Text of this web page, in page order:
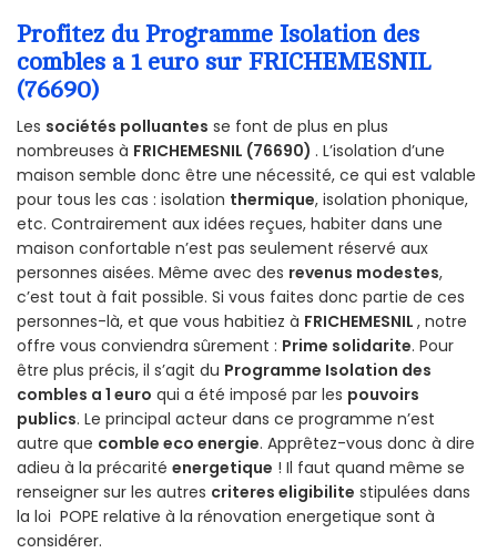
Profitez du Programme Isolation des
combles a 1 euro sur FRICHEMESNIL
(76690)
Les sociétés polluantes se font de plus en plus
nombreuses à FRICHEMESNIL (76690) . L’isolation d’une
maison semble donc être une nécessité, ce qui est valable
pour tous les cas : isolation thermique, isolation phonique,
etc. Contrairement aux idées reçues, habiter dans une
maison confortable n’est pas seulement réservé aux
personnes aisées. Même avec des revenus modestes,
c’est tout à fait possible. Si vous faites donc partie de ces
personnes-là, et que vous habitiez à FRICHEMESNIL , notre
offre vous conviendra sûrement : Prime solidarite. Pour
être plus précis, il s’agit du Programme Isolation des
combles a 1 euro qui a été imposé par les pouvoirs
publics. Le principal acteur dans ce programme n’est
autre que comble eco energie. Apprêtez-vous donc à dire
adieu à la précarité energetique ! Il faut quand même se
renseigner sur les autres criteres eligibilite stipulées dans
la loi POPE relative à la rénovation energetique sont à
considérer.